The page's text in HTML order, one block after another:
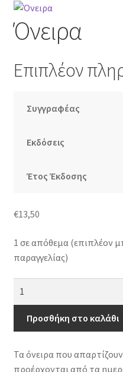
Συχνές Ερωτήσεις
Όνειρα
Επιπλέον
Συγγραφέας
Εκδόσεις
Έτος Έκδοσης
€13,50
1 σε απόθεμα (επιπλέον
παραγγελίας)
Προσθήκη στο καλάθι
Τα όνειρα που
προέρχονται από τα